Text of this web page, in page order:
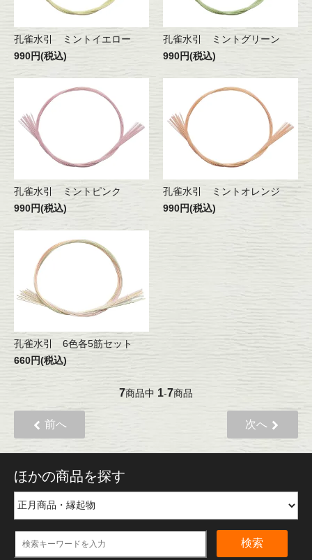
孔雀水引 ミントイエロー
990円(税込)
孔雀水引 ミントグリーン
990円(税込)
孔雀水引 ミントピンク
990円(税込)
孔雀水引 ミントオレンジ
990円(税込)
孔雀水引 6色各5筋セット
660円(税込)
7商品中 1-7商品
前へ 次へ
ほかの商品を探す
検索